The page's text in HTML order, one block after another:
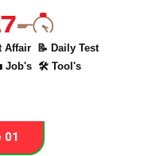
Affair
📝 Daily Test
Job's 🛠 Tool's
01